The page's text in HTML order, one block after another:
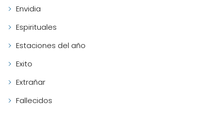
Envidia
Espirituales
Estaciones del año
Exito
Extrañar
Fallecidos